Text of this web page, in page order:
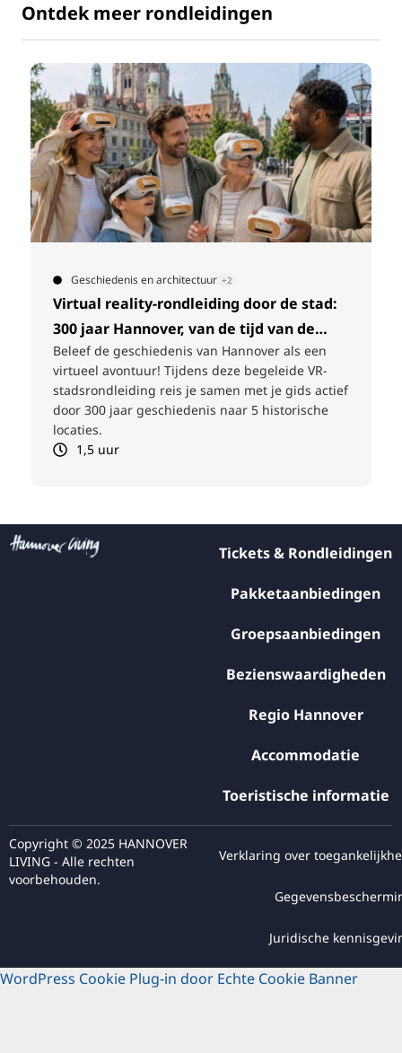
Ontdek meer rondleidingen
Natuur +2
Leibniz-fietstocht
Ontdek Hannover op de fiets in de voetsporen
van Gottfried Wilhelm Leibniz. Op verschillende
haltes maakt u kennis met boeiende verhalen
over zijn leven en zijn ideeën – inclusief een
drankje.
Tickets & Rondleidingen
Pakketaanbiedingen
Groepsaanbiedingen
Bezienswaardigheden
Regio Hannover
Accommodatie
Toeristische informatie
Copyright © 2025 HANNOVER
LIVING - Alle rechten
voorbehouden.
Verklaring over
Juridische
WordPress Cookie Plug-in door Echte Cookie Banner